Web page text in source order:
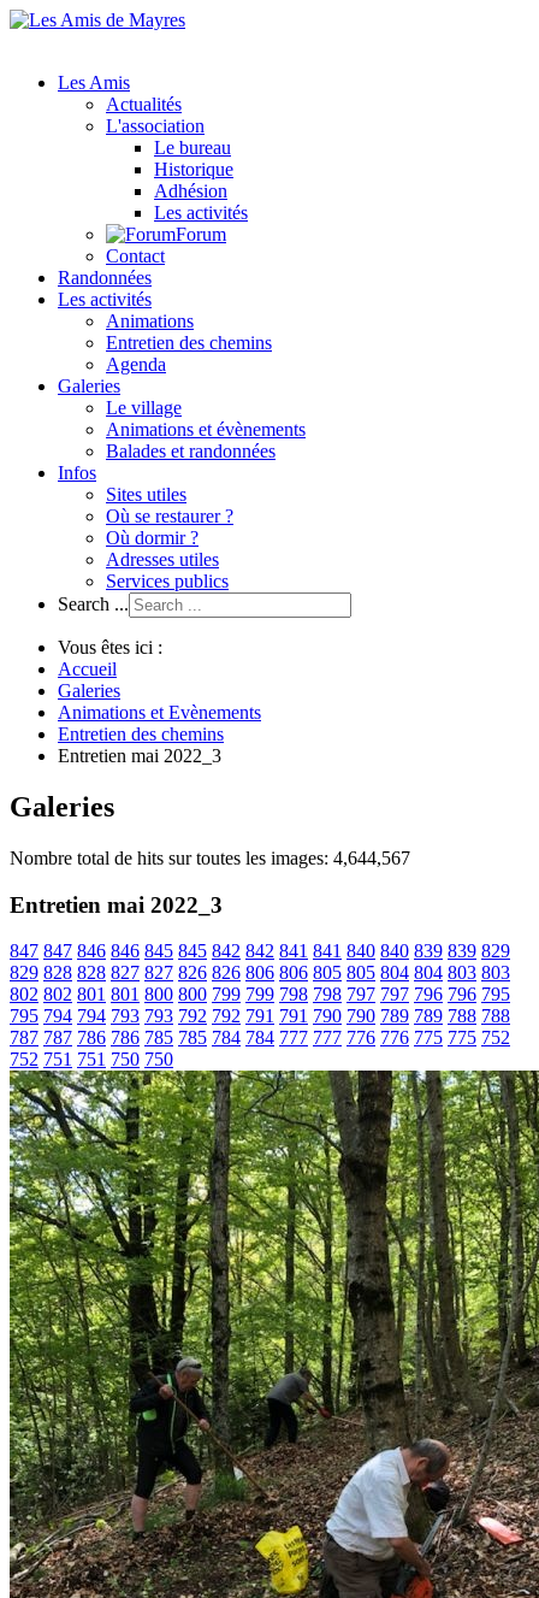
Les Amis
Actualités
L'association
Le bureau
Historique
Adhésion
Les activités
Forum
Contact
Randonnées
Les activités
Animations
Entretien des chemins
Agenda
Galeries
Le village
Animations et évènements
Balades et randonnées
Infos
Sites utiles
Où se restaurer ?
Où dormir ?
Adresses utiles
Services publics
Search ...
Vous êtes ici :
Accueil
Galeries
Animations et Evènements
Entretien des chemins
Entretien mai 2022_3
Galeries
Nombre total de hits sur toutes les images: 4,644,567
Entretien mai 2022_3
847 847 846 846 845 845 842 842 841 841 840 840 839 839 829
829 828 828 827 827 826 826 806 806 805 805 804 804 803 803
802 802 801 801 800 800 799 799 798 798 797 797 796 796 795
795 794 794 793 793 792 792 791 791 790 790 789 789 788 788
787 787 786 786 785 785 784 784 777 777 776 776 775 775 752
752 751 751 750 750